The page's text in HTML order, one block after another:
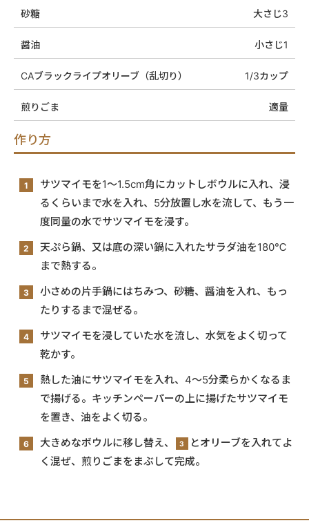
砂糖 大さじ3
醤油 小さじ1
CAブラックライプオリーブ（乱切り） 1/3カップ
煎りごま 適量
作り方
サツマイモを1〜1.5cm角にカットしボウルに入れ、浸
るくらいまで水を入れ、5分放置し水を流して、もう一
度同量の水でサツマイモを浸す。
天ぷら鍋、又は底の深い鍋に入れたサラダ油を180℃
まで熱する。
小さめの片手鍋にはちみつ、砂糖、醤油を入れ、もっ
たりするまで混ぜる。
サツマイモを浸していた水を流し、水気をよく切って
乾かす。
熱した油にサツマイモを入れ、4〜5分柔らかくなるま
で揚げる。キッチンペーパーの上に揚げたサツマイモ
を置き、油をよく切る。
大きめなボウルに移し替え、
3
とオリーブを入れてよ
く混ぜ、煎りごまをまぶして完成。